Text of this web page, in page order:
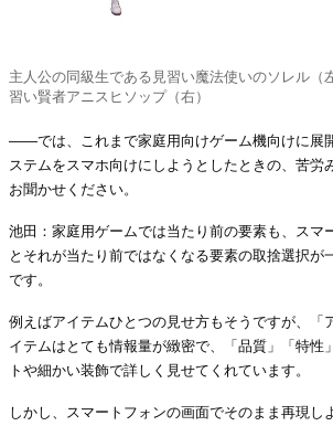
主人公の同級生である見習い魔法使いのソレル（
習い賢者アニスヒソップ（右）
――では、これまで家庭用向けゲーム機向けに展
ステムをスマホ向けにしようとしたときの、苦労
お聞かせください。
池田：家庭用ゲームでは当たり前の要素も、スマ
とそれが当たり前ではなくなる要素の取捨選択が
です。
例えばアイテムひとつの見せ方もそうですが、「
イテムはとても情報量が緻密で、「品質」「特性
トや細かい装飾で詳しく見せてくれています。
しかし、スマートフォンの画面でそのまま再現し